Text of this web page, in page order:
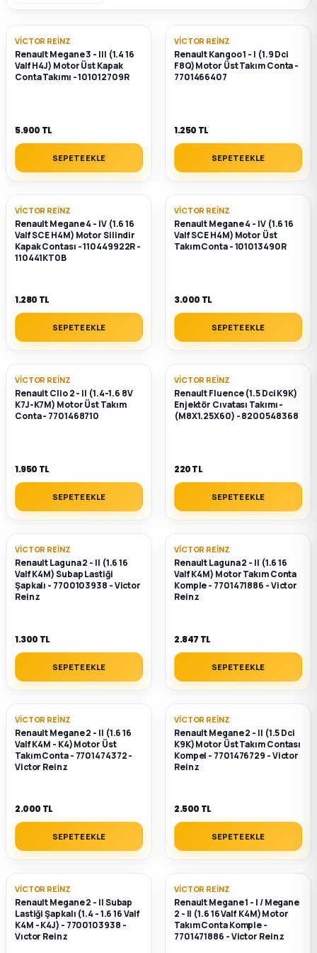
Parça
Parça
Megane E-TECH Yedek Parça
Parça
Parça
Parça
Parça
ParçaVICTOR REINZ
Renault Megane 3 - III (1.4 16
Valf H4J) Motor Üst Kapak
Conta Takımı - 101012709R
5.900 TL
SEPETE EKLE
VICTOR REINZ
Renault Kangoo 1 - I (1.9 Dci
F8Q) Motor Üst Takım Conta -
7701466407
1.250 TL
SEPETE EKLE
VICTOR REINZ
Renault Megane 4 - IV (1.6 16
Valf SCE H4M) Motor Silindir
Kapak Contası - 110449922R -
110441KT0B
1.280 TL
SEPETE EKLE
VICTOR REINZ
Renault Megane 4 - IV (1.6 16
Valf SCE H4M) Motor Üst
Takım Conta - 101013490R
3.000 TL
SEPETE EKLE
VICTOR REINZ
Renault Clio 2 - II (1.4-1.6 8V
K7J-K7M) Motor Üst Takım
Conta - 7701468710
1.950 TL
SEPETE EKLE
VICTOR REINZ
Renault Fluence (1.5 Dci K9K)
Enjektör Cıvatası Takımı -
(M8X1.25X60) - 8200548368
220 TL
SEPETE EKLE
VICTOR REINZ
Renault Laguna 2 - II (1.6 16
Valf K4M) Subap Lastiği
Şapkalı - 7700103938 - Victor
Reinz
1.300 TL
SEPETE EKLE
VICTOR REINZ
Renault Laguna 2 - II (1.6 16
Valf K4M) Motor Takım Conta
Komple - 7701471886 - Victor
Reinz
2.847 TL
SEPETE EKLE
VICTOR REINZ
Renault Megane 2 - II (1.6 16
Valf K4M - K4) Motor Üst
Takım Conta - 7701474372 -
Victor Reinz
2.000 TL
SEPETE EKLE
VICTOR REINZ
Renault Megane 2 - II (1.5 Dci
K9K) Motor Üst Takım Contası
Kompel - 7701476729 - Victor
Reinz
2.500 TL
SEPETE EKLE
VICTOR REINZ
Renault Megane 2 - II Subap
Lastiği Şapkalı (1.4 - 1.6 16 Valf
K4M - K4J) - 7700103938 -
Vıctor Reinz
VICTOR REINZ
Renault Megane 1 - I / Megane
2 - II (1.6 16 Valf K4M) Motor
Takım Conta Komple -
7701471886 - Victor Reinz